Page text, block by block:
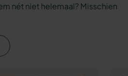
nét niet helemaal? Misschien